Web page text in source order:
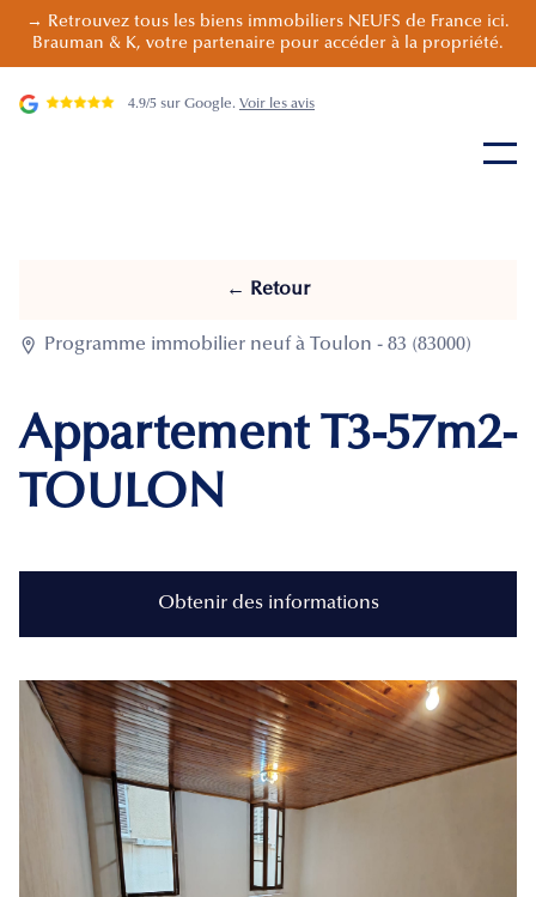
→ Retrouvez tous les biens immobiliers NEUFS de France ici.
Brauman & K, votre partenaire pour accéder à la propriété.
4.9/5 sur Google. Voir les avis
← Retour
 Programme immobilier neuf à Toulon - 83 (83000)
Appartement T3-57m2-
TOULON
Obtenir des informations